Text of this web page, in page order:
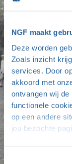
NGF maakt
Deze worden
Zoals inzicht
services. Door
akkoord met
ontvangen wij
functionele
op een andere
jou bezochte